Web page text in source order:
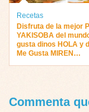
Recetas
Disfruta de la mejor
YAKISOBA del
gusta dinos HOLA y
Me Gusta MIREN…
Commenta